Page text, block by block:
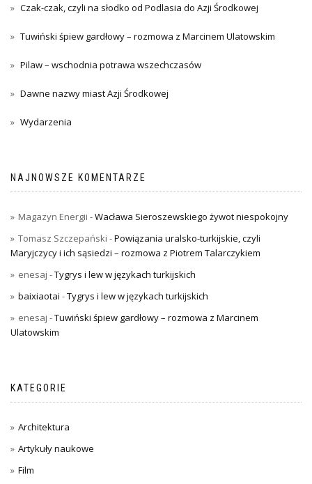
Czak-czak, czyli na słodko od Podlasia do Azji Środkowej
Tuwiński śpiew gardłowy – rozmowa z Marcinem Ulatowskim
Pilaw – wschodnia potrawa wszechczasów
Dawne nazwy miast Azji Środkowej
Wydarzenia
NAJNOWSZE KOMENTARZE
Magazyn Energii -Wacława Sieroszewskiego żywot niespokojny
Tomasz Szczepański -Powiązania uralsko-turkijskie, czyli
Maryjczycy i ich sąsiedzi – rozmowa z Piotrem Talarczykiem
enesaj -Tygrys i lew w językach turkijskich
baixiaotai -Tygrys i lew w językach turkijskich
enesaj -Tuwiński śpiew gardłowy – rozmowa z Marcinem
Ulatowskim
KATEGORIE
Architektura
Artykuły naukowe
Film